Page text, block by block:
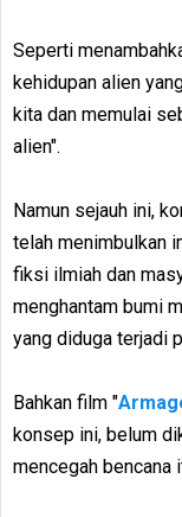
Seperti
kehidupan alien
kita dan memulai
alien".
Namun sejauh ini,
telah menimbulkan
fiksi ilmiah dan
menghantam bumi
yang diduga terjadi
Bahkan film "
konsep ini, belum
mencegah bencana